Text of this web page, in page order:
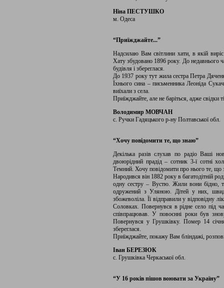
Ніна ПЕСТУШКО
м. Одеса
“Приїжджайте...”
Надсилаю Вам світлини хати, в якій
Хату збудовано 1896 року. До недавнього
будівля і збереглася.
До 1937 року тут жила сестра Петра
Їхнього сина – письменника Леоніда
виїхали з села.
Приїжджайте, але не баріться, адже свідки
Володимир МОВЧАН
с. Ручки Гадяцького р-ну Полтавської обл.
“Хочу повідомити те, що знаю”
Декілька разів слухав по радіо Ваші
двоюрідний прадід – сотник 3-ї сотні
Темний. Хочу повідомити про нього те, що
Народився він 1882 року в багатодітній
одну сестру – Вустю. Жили вони бідно,
одружений з Уляною. Дітей у них,
збожеволіла. Її відправили у відповідну
Соловках. Повернувся в рідне село під
співпрацював. У повоєнні роки був
Повернувся у Грушківку. Помер 14
збереглася.
Приїжджайте, покажу Вам бліндажі,
Іван БЕРЕЗЮК
с. Грушківка Черкаської обл.
“У 16 років пішов воювати за Україну”